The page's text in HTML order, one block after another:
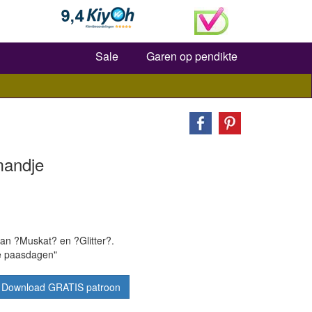
Zoeken
Sale Garen op pendikte
?Muskat? en ?Glitter?.
paasdagen"
Download GRATIS patroon